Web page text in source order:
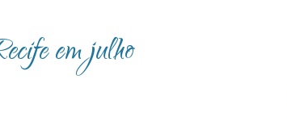
em julho